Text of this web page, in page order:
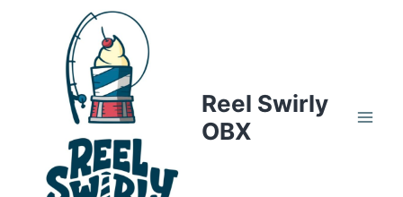
Reel Swirly
OBX